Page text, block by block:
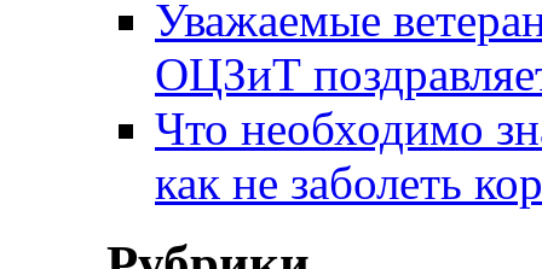
Уважаемые
ОЦЗиТ
Что необходимо
как не заболеть